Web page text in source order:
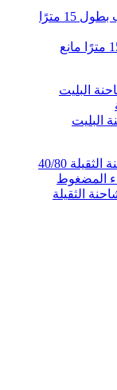
1 طن مانع سقوط قابل للسحب 15 مترًا مانع
1 طن شاحنة البليت
الثقيلة